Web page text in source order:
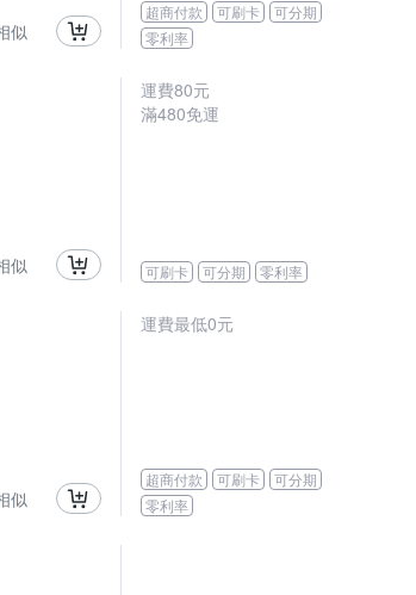
似
超商付款 可刷卡
可分期
零利率
似
運費80元
滿480免運
可刷卡 可分期 零利率
似
運費最低0元
超商付款 可刷卡
可分期
零利率